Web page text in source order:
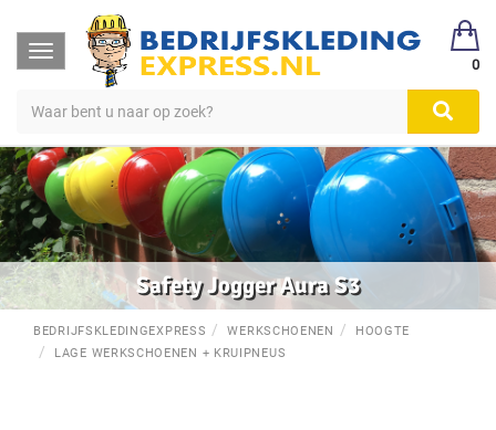
Toggle
navigation
0
Safety Jogger Aura S3
BEDRIJFSKLEDINGEXPRESS WERKSCHOENEN
HOOGTE
LAGE WERKSCHOENEN + KRUIPNEUS